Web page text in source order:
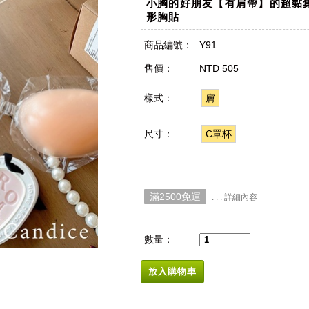
小胸的好朋友【有肩帶】的超黏
形胸貼
商品編號： Y91
售價： NTD 505
樣式： 膚
尺寸： C罩杯
滿2500免運 . . . 詳細內容
數量：
放入購物車